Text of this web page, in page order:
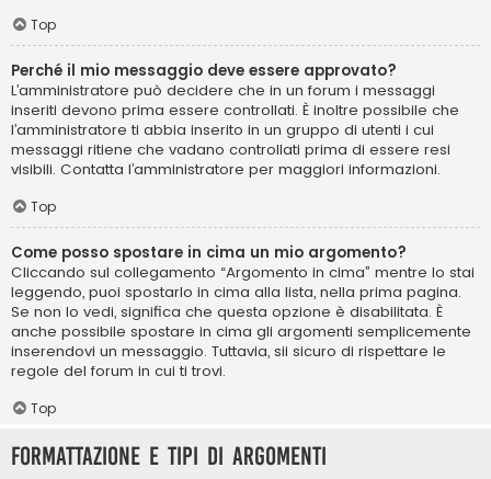
Top
Perché il mio messaggio deve essere approvato?
L’amministratore può decidere che in un forum i messaggi
inseriti devono prima essere controllati. È inoltre possibile che
l’amministratore ti abbia inserito in un gruppo di utenti i cui
messaggi ritiene che vadano controllati prima di essere resi
visibili. Contatta l’amministratore per maggiori informazioni.
Top
Come posso spostare in cima un mio argomento?
Cliccando sul collegamento “Argomento in cima” mentre lo stai
leggendo, puoi spostarlo in cima alla lista, nella prima pagina.
Se non lo vedi, significa che questa opzione è disabilitata. È
anche possibile spostare in cima gli argomenti semplicemente
inserendovi un messaggio. Tuttavia, sii sicuro di rispettare le
regole del forum in cui ti trovi.
Top
Formattazione e tipi di argomenti